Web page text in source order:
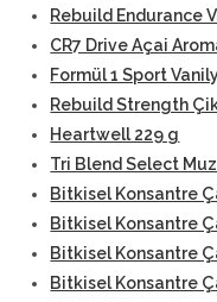
Rebuild Endurance
CR7 Drive Açai
Formül 1 Sport
Rebuild Strength
Heartwell 229 g
Tri Blend Select
Bitkisel Konsantre
Bitkisel Konsantre
Bitkisel Konsantre
Bitkisel Konsantre